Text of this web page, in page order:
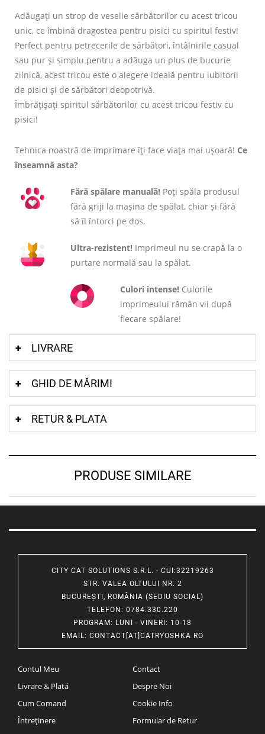
Adăugați un strop de veselie sărbătorilor cu acest tricou
unic, ce îmbină dragostea pentru pisici cu spiritul festiv!
Perfect pentru petrecerile de sărbători, întâlnirile casual
sau pur și simplu pentru a adăuga un plus de bucurie
zilnică, acest tricou este o alegere ideală pentru iubitorii
de pisici și de sărbători deopotrivă.
Îmbrățișați spiritul sărbătorilor cu acest tricou festiv cu
pisici!
Tehnica noastră de imprimare îți face viața mai ușoară! Ce
înseamnă asta?
Fără spălare manuală! Poți spăla produsul
fără griji la mașina de spălat, chiar și fără
să îl întorci pe dos.
Ultra-rezistent! Imprimeul nu se crapă la o
purtare normală sau la spălat.
Culori intense! Culorile
imprimeului rămân vii după
fiecare spălare!
LIVRARE
GHID DE MĂRIMI
RETUR & PLATA
PRODUSE SIMILARE
CITY CAT SOLUTIONS S.R.L. - CUI:32219263
STR. VALEA OLTULUI NR. 2
BUCUREȘTI, ROMÂNIA (SEDIU SOCIAL)
TELEFON : 0784.330.220
PROGRAM: LUNI - VINERI: 10-18
EMAIL : CONTACT[AT]CATRYOSHKA.RO
Contul Meu
Livrare & Plată
Cum Comand
Întreținere
Contact
Despre Noi
Cookie Info
Formular de Retur